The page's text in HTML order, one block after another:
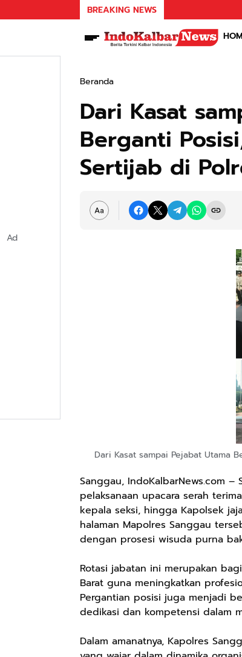
BREAKING NEWS
Beranda
Dari Kasat
Berganti
Sertijab di
Dari Kasat sampai Pejabat Utama
Sanggau, IndoKalbarNews.com
pelaksanaan upacara serah
kepala seksi, hingga Kapolsek
halaman Mapolres Sanggau
dengan prosesi wisuda purna
Rotasi jabatan ini merupakan
Barat guna meningkatkan
Pergantian posisi juga menjadi
dedikasi dan kompetensi dalam
Dalam amanatnya, Kapolres
Ad